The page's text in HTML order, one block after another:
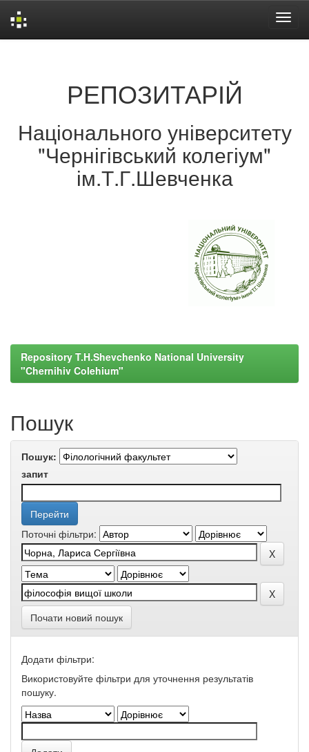
РЕПОЗИТАРІЙ
Національного університету
"Чернігівський колегіум"
ім.Т.Г.Шевченка
Repository T.H.Shevchenko National University
"Chernihiv Colehium"
Пошук
Пошук:
запит
Поточні фільтри:
Почати новий пошук
Додати фільтри:
Використовуйте фільтри для уточнення результатів
пошуку.